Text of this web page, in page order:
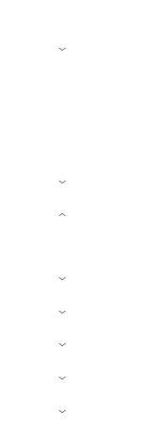
›
›
›
›
›
›
›
›